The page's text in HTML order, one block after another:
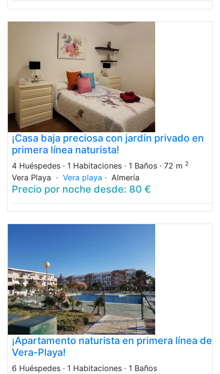
¡Casa baja preciosa con jardín privado en
primera línea naturista!
4 Huéspedes · 1 Habitaciones · 1 Baños · 72 m 2
Vera Playa · Vera playa · Almería
Precio por noche desde: 80 €
¡Apartamento naturista en primera línea de
Vera-Playa!
6 Huéspedes · 1 Habitaciones · 1 Baños